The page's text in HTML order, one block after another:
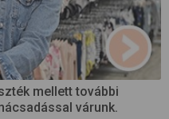
mellett további
várunk.